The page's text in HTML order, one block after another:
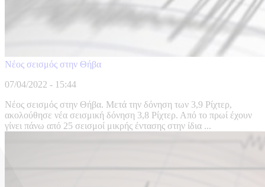
Νέος σεισμός στην Θήβα
07/04/2022 - 15:44
Νέος σεισμός στην Θήβα. Μετά την δόνηση των 3,9 Ρίχτερ,
ακολούθησε νέα σεισμική δόνηση 3,8 Ρίχτερ. Από το πρωί έχουν
γίνει πάνω από 25 σεισμοί μικρής έντασης στην ίδια ...